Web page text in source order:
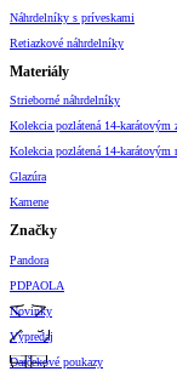
Náhrdelníky s príveskami
Retiazkové náhrdelníky
Materiály
Strieborné náhrdelníky
Kolekcia pozlátená 14-karátovým
Kolekcia pozlátená 14-karátovým
Glazúra
Kamene
Značky
Pandora
PDPAOLA
Novinky
Výpredaj
Darčekové poukazy